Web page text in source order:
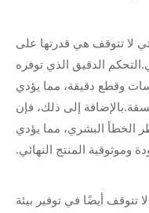
لا تتوقف هي قدرتها على
الدقيق الذي توفره
وقطع دقيقة، مما يؤدي
إلى ذلك، فإن
الخطأ البشري، مما يؤدي
وموثوقية المنتج النهائي.
تتوقف أيضًا في توفير بيئة